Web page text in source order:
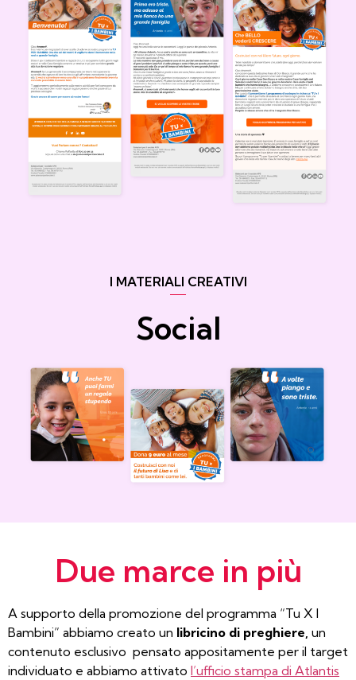
I MATERIALI CREATIVI
Social
Due marce in più
A supporto della promozione del programma “Tu X I
Bambini” abbiamo creato un libricino di preghiere, un
contenuto esclusivo pensato appositamente per il target
individuato e abbiamo attivato l’ufficio stampa di Atlantis